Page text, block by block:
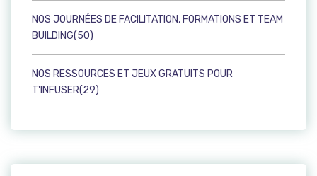
NOS JOURNÉES DE FACILITATION, FORMATIONS ET TEAM
BUILDING(50)
NOS RESSOURCES ET JEUX GRATUITS POUR
T'INFUSER(29)